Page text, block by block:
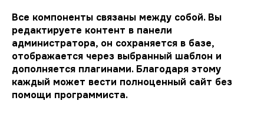
Все компоненты связаны между собой. Вы
редактируете контент в панели
администратора, он сохраняется в базе,
отображается через выбранный шаблон и
дополняется плагинами. Благодаря этому
каждый может вести полноценный сайт без
помощи программиста.